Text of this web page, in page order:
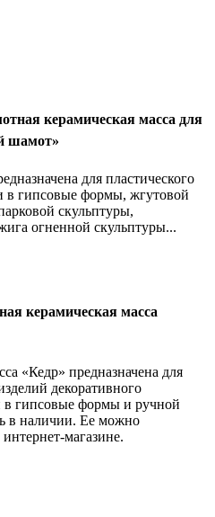
керамическая масса для
шамот»
для пластического
в гипсовые формы, жгутовой
скульптуры,
огненной скульптуры...
керамическая масса
«Кедр» предназначена для
декоративного
в гипсовые формы и ручной
в наличии. Ее можно
магазине.